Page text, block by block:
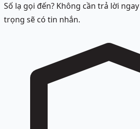
Số lạ gọi đến? Không cần trả lời
trọng sẽ có tin nhắn.